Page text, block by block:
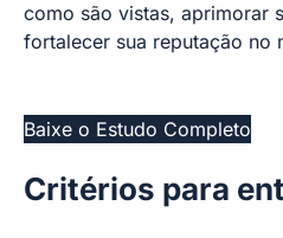
como são vistas, aprimorar
fortalecer sua reputação no
Baixe o Estudo Completo
Critérios para